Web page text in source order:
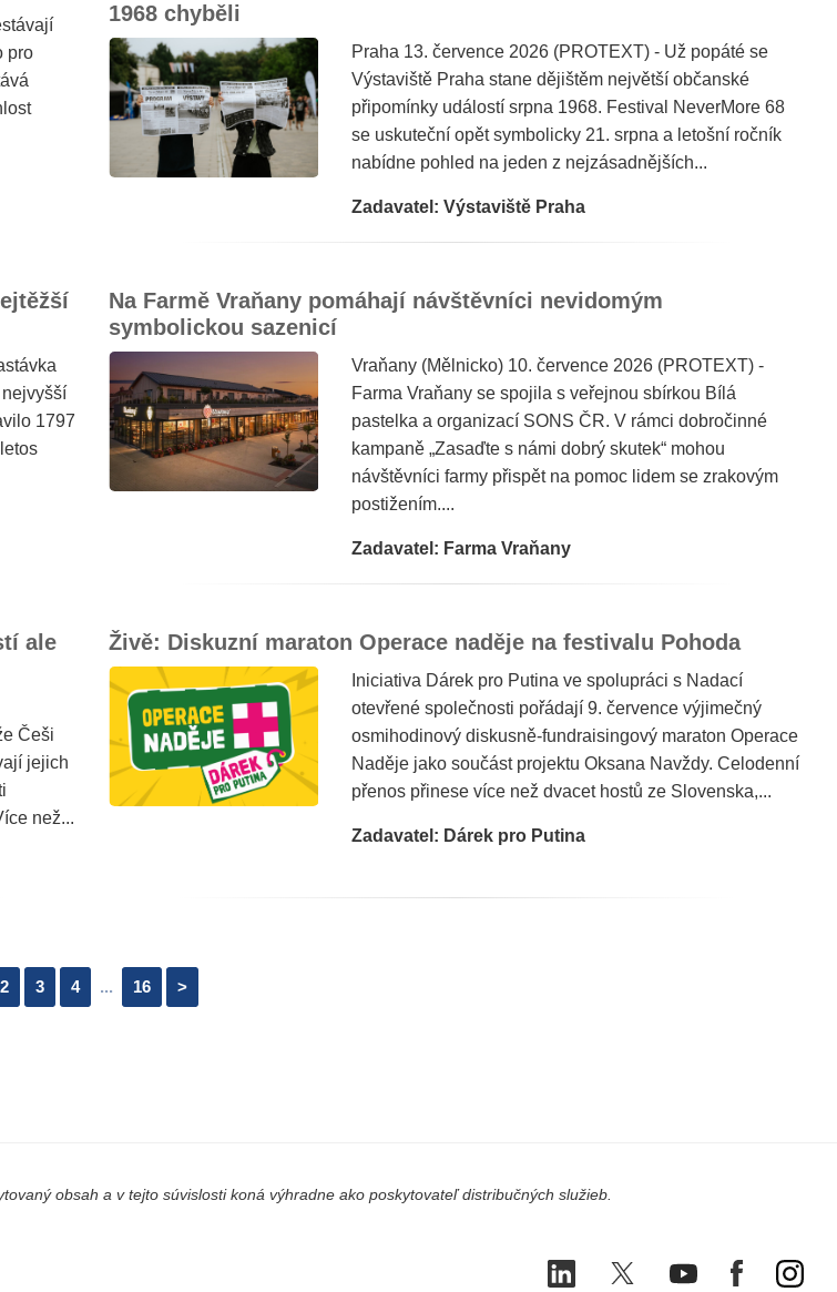
pro
1968 chyběli
Praha 13. července 2026 (PROTEXT) - Už popáté se
Výstaviště Praha stane dějištěm největší občanské
připomínky událostí srpna 1968. Festival NeverMore 68
se uskuteční opět symbolicky 21. srpna a letošní ročník
nabídne pohled na jeden z nejzásadnějších...
Zadavatel: Výstaviště Praha
1797
Na Farmě Vraňany pomáhají návštěvníci nevidomým
symbolickou sazenicí
Vraňany (Mělnicko) 10. července 2026 (PROTEXT) -
Farma Vraňany se spojila s veřejnou sbírkou Bílá
pastelka a organizací SONS ČR. V rámci dobročinné
kampaně „Zasaďte s námi dobrý skutek“ mohou
návštěvníci farmy přispět na pomoc lidem se zrakovým
postižením....
Zadavatel: Farma Vraňany
ale
Češi
jejich
než...
Živě: Diskuzní maraton Operace naděje na festivalu Pohoda
Iniciativa Dárek pro Putina ve spolupráci s Nadací
otevřené společnosti pořádají 9. července výjimečný
osmihodinový diskusně-fundraisingový maraton Operace
Naděje jako součást projektu Oksana Navždy. Celodenní
přenos přinese více než dvacet hostů ze Slovenska,...
Zadavatel: Dárek pro Putina
2 3 4 ... 16 >
obsah a v tejto súvislosti koná výhradne ako poskytovateľ distribučných služieb.
LinkedIn YoutubeFacebook